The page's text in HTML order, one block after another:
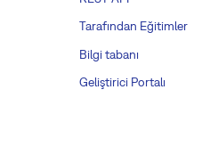
Tarafından Eğitimler
Bilgi tabanı
Geliştirici Portalı